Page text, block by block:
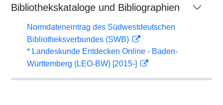
Bibliothekskataloge und Bibliographien
Normdateneintrag des Südwestdeutschen
Bibliotheksverbundes (SWB)
* Landeskunde Entdecken Online - Baden-
Württemberg (LEO-BW) [2015-]